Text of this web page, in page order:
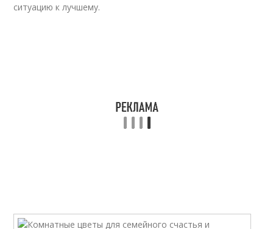
ситуацию к лучшему.